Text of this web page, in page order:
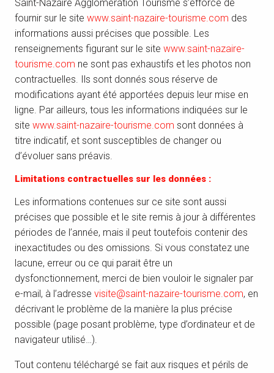
Saint-Nazaire Agglomération Tourisme s’efforce de
fournir sur le site www.saint-nazaire-tourisme.com des
informations aussi précises que possible. Les
renseignements figurant sur le site www.saint-nazaire-
tourisme.com ne sont pas exhaustifs et les photos non
contractuelles. Ils sont donnés sous réserve de
modifications ayant été apportées depuis leur mise en
ligne. Par ailleurs, tous les informations indiquées sur le
site www.saint-nazaire-tourisme.com sont données à
titre indicatif, et sont susceptibles de changer ou
d’évoluer sans préavis.
Limitations contractuelles sur les données :
Les informations contenues sur ce site sont aussi
précises que possible et le site remis à jour à différentes
périodes de l’année, mais il peut toutefois contenir des
inexactitudes ou des omissions. Si vous constatez une
lacune, erreur ou ce qui parait être un
dysfonctionnement, merci de bien vouloir le signaler par
e-mail, à l’adresse visite@saint-nazaire-tourisme.com, en
décrivant le problème de la manière la plus précise
possible (page posant problème, type d’ordinateur et de
navigateur utilisé…).
Tout contenu téléchargé se fait aux risques et périls de